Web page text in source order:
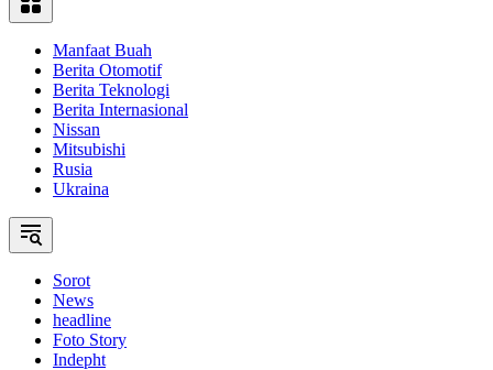
Manfaat Buah
Berita Otomotif
Berita Teknologi
Berita Internasional
Nissan
Mitsubishi
Rusia
Ukraina
Sorot
News
headline
Foto Story
Indepht